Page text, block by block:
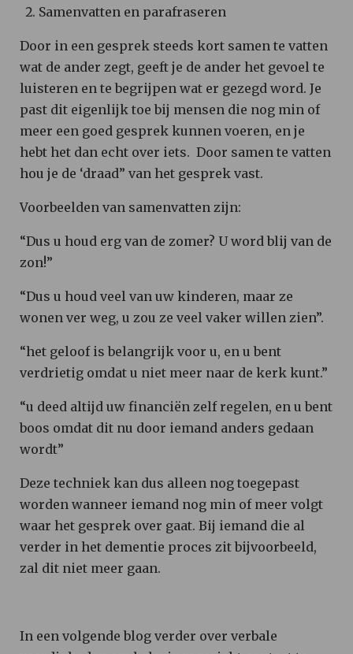
Samenvatten en parafraseren
Door in een gesprek steeds kort samen te vatten
wat de ander zegt, geeft je de ander het gevoel te
luisteren en te begrijpen wat er gezegd word. Je
past dit eigenlijk toe bij mensen die nog min of
meer een goed gesprek kunnen voeren, en je
hebt het dan echt over iets. Door samen te vatten
hou je de ‘draad” van het gesprek vast.
Voorbeelden van samenvatten zijn:
“Dus u houd erg van de zomer? U word blij van de
zon!”
“Dus u houd veel van uw kinderen, maar ze
wonen ver weg, u zou ze veel vaker willen zien”.
“het geloof is belangrijk voor u, en u bent
verdrietig omdat u niet meer naar de kerk kunt.”
“u deed altijd uw financiën zelf regelen, en u bent
boos omdat dit nu door iemand anders gedaan
wordt”
Deze techniek kan dus alleen nog toegepast
worden wanneer iemand nog min of meer volgt
waar het gesprek over gaat. Bij iemand die al
verder in het dementie proces zit bijvoorbeeld,
zal dit niet meer gaan.
In een volgende blog verder over verbale